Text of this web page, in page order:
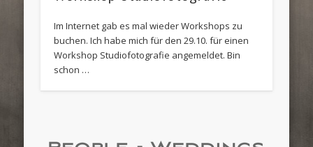
Im Internet gab es mal wieder Workshops zu
buchen. Ich habe mich für den 29.10. für einen
Workshop Studiofotografie angemeldet. Bin
schon …